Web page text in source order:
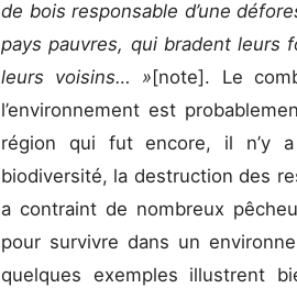
de bois responsable d’une
pays pauvres, qui bradent leurs
leurs voisins… »[note]. Le
l’environnement est
région qui fut encore, il n’y
biodiversité, la destruction des
a contraint de nombreux
pour survivre dans un
quelques exemples illustrent